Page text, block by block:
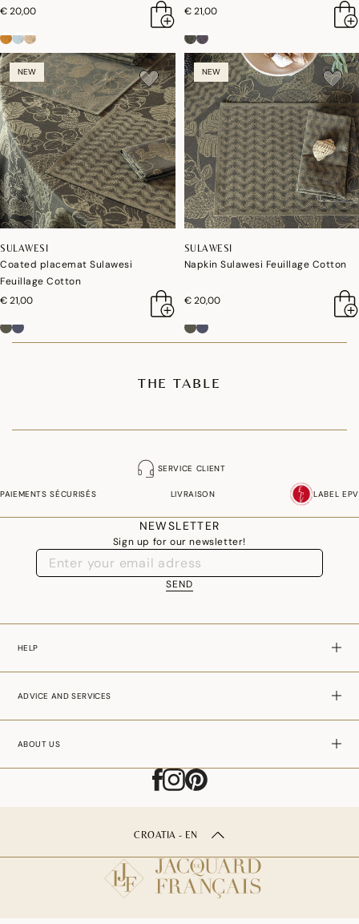
€ 20,00
€ 21,00
NEW
SULAWESI
Coated placemat Sulawesi
Feuillage Cotton
€ 21,00
NEW
SULAWESI
Napkin Sulawesi Feuillage Cotton
€ 20,00
THE TABLE
SERVICE CLIENT
PAIEMENTS SÉCURISÉS LIVRAISON LABEL EPV
NEWSLETTER
Sign up for our newsletter!
SEND
HELP
ADVICE AND SERVICES
ABOUT US
CROATIA - EN